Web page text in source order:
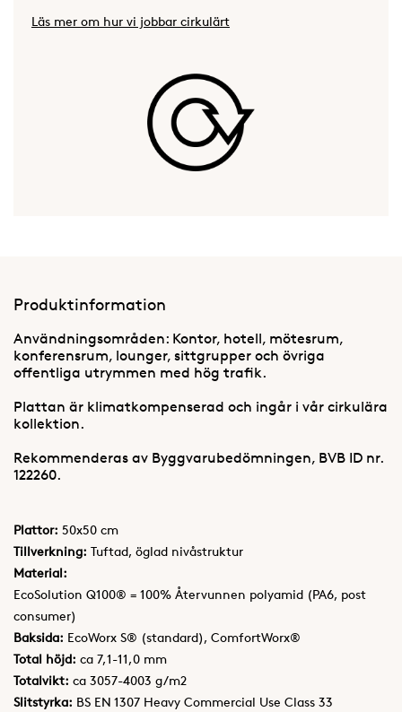
Läs mer om hur vi jobbar cirkulärt
Produktinformation
Användningsområden: Kontor, hotell, mötesrum,
konferensrum, lounger, sittgrupper och övriga
offentliga utrymmen med hög trafik.
Plattan är klimatkompenserad och ingår i vår cirkulära
kollektion.
Rekommenderas av Byggvarubedömningen, BVB ID nr.
122260.
Plattor: 50x50 cm
Tillverkning: Tuftad, öglad nivåstruktur
Material:
EcoSolution Q100® = 100% Återvunnen polyamid (PA6, post
consumer)
Baksida: EcoWorx S® (standard), ComfortWorx®
Total höjd: ca 7,1-11,0 mm
Totalvikt: ca 3057-4003 g/m2
Slitstyrka: BS EN 1307 Heavy Commercial Use Class 33